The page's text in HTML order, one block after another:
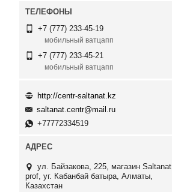
+7 (777) 233-45-19
мобильный ватцапп
+7 (777) 233-45-21
мобильный ватцапп
http://centr-saltanat.kz
saltanat.centr@mail.ru
+77772334519
ул. Байзакова, 225, магазин Saltanat
prof, уг. Кабанбай батыра, Алматы,
Казахстан